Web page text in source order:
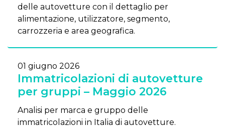
delle autovetture con il dettaglio per
alimentazione, utilizzatore, segmento,
carrozzeria e area geografica.
01 giugno 2026
Immatricolazioni di autovetture
per gruppi – Maggio 2026
Analisi per marca e gruppo delle
immatricolazioni in Italia di autovetture.